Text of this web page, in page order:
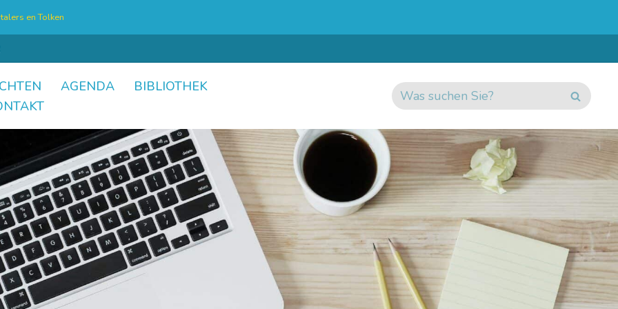
en Tolken
AGENDA
BIBLIOTHEK